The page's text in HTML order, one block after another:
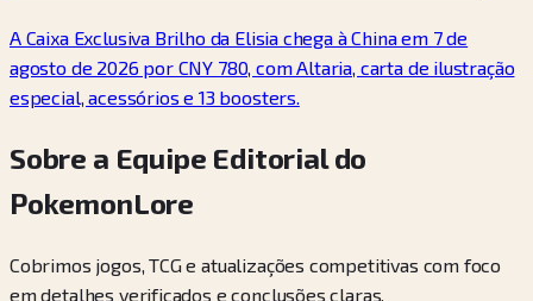
A Caixa Exclusiva Brilho da Elisia chega à China em 7 de
agosto de 2026 por CNY 780, com Altaria, carta de ilustração
especial, acessórios e 13 boosters.
Sobre a Equipe Editorial do
PokemonLore
Cobrimos jogos, TCG e atualizações competitivas com foco
em detalhes verificados e conclusões claras.